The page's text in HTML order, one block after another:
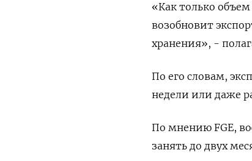
«Как только
возобновит
хранения», -
По его словам,
недели или даже
По мнению FGE,
занять до двух